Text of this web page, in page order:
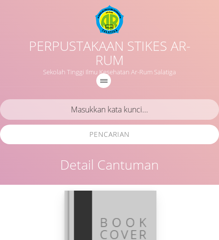
PERPUSTAKAAN STIKES AR-
RUM
Sekolah Tinggi Ilmu Kesehatan Ar-Rum Salatiga
Detail Cantuman
PENCARIAN